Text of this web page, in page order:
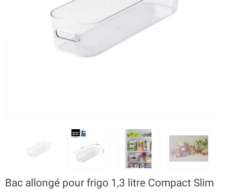
Bac allongé pour frigo 1,3 litre Compact Slim